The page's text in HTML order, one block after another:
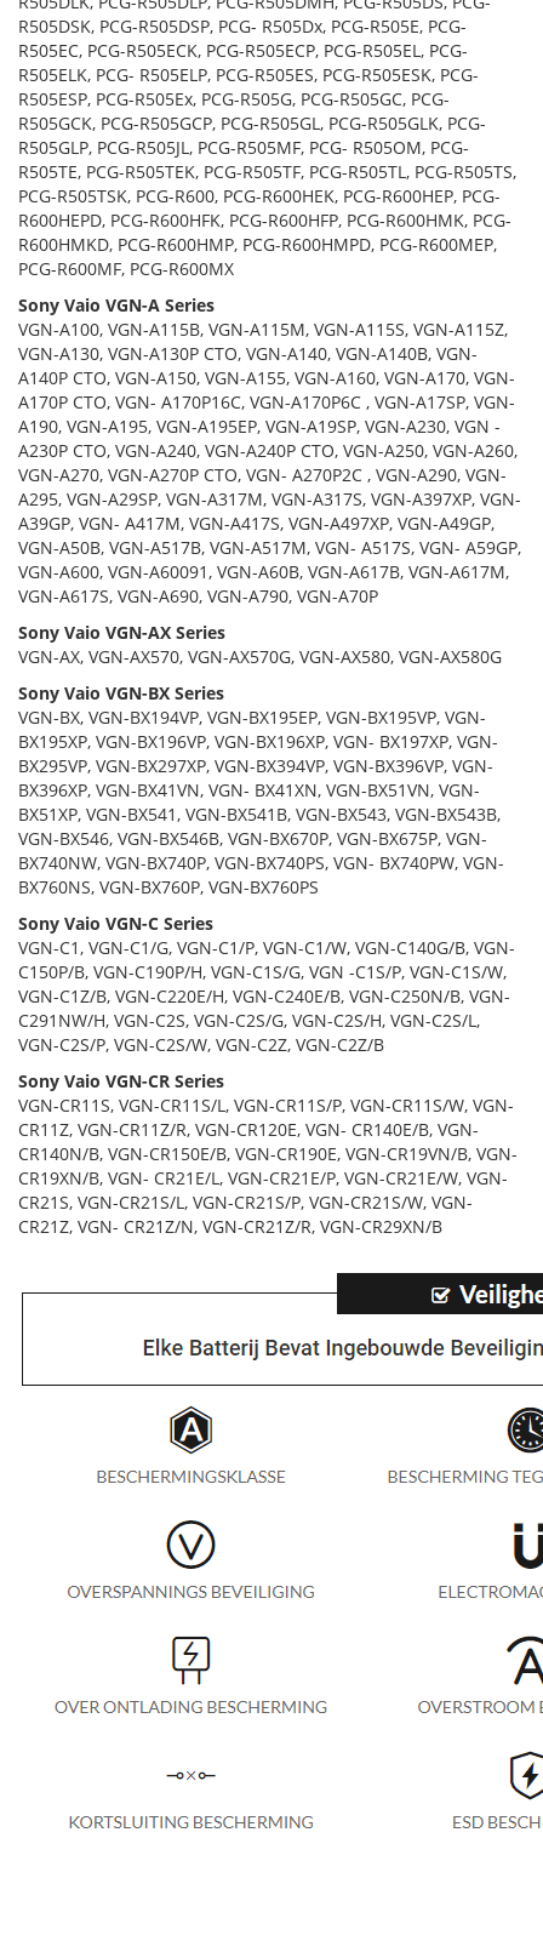
R505DSK, PCG-R505DSP, PCG- R505Dx, PCG-R505E, PCG-
R505EC, PCG-R505ECK, PCG-R505ECP, PCG-R505EL, PCG-
R505ELK, PCG- R505ELP, PCG-R505ES, PCG-R505ESK, PCG-
R505ESP, PCG-R505Ex, PCG-R505G, PCG-R505GC, PCG-
R505GCK, PCG-R505GCP, PCG-R505GL, PCG-R505GLK, PCG-
R505GLP, PCG-R505JL, PCG-R505MF, PCG- R505OM, PCG-
R505TE, PCG-R505TEK, PCG-R505TF, PCG-R505TL, PCG-R505TS,
PCG-R505TSK, PCG-R600, PCG-R600HEK, PCG-R600HEP, PCG-
R600HEPD, PCG-R600HFK, PCG-R600HFP, PCG-R600HMK, PCG-
R600HMKD, PCG-R600HMP, PCG-R600HMPD, PCG-R600MEP,
PCG-R600MF, PCG-R600MX
Sony Vaio VGN-A Series
VGN-A100, VGN-A115B, VGN-A115M, VGN-A115S, VGN-A115Z,
VGN-A130, VGN-A130P CTO, VGN-A140, VGN-A140B, VGN-
A140P CTO, VGN-A150, VGN-A155, VGN-A160, VGN-A170, VGN-
A170P CTO, VGN- A170P16C, VGN-A170P6C , VGN-A17SP, VGN-
A190, VGN-A195, VGN-A195EP, VGN-A19SP, VGN-A230, VGN -
A230P CTO, VGN-A240, VGN-A240P CTO, VGN-A250, VGN-A260,
VGN-A270, VGN-A270P CTO, VGN- A270P2C , VGN-A290, VGN-
A295, VGN-A29SP, VGN-A317M, VGN-A317S, VGN-A397XP, VGN-
A39GP, VGN- A417M, VGN-A417S, VGN-A497XP, VGN-A49GP,
VGN-A50B, VGN-A517B, VGN-A517M, VGN- A517S, VGN- A59GP,
VGN-A600, VGN-A60091, VGN-A60B, VGN-A617B, VGN-A617M,
VGN-A617S, VGN-A690, VGN-A790, VGN-A70P
Sony Vaio VGN-AX Series
VGN-AX, VGN-AX570, VGN-AX570G, VGN-AX580, VGN-AX580G
Sony Vaio VGN-BX Series
VGN-BX, VGN-BX194VP, VGN-BX195EP, VGN-BX195VP, VGN-
BX195XP, VGN-BX196VP, VGN-BX196XP, VGN- BX197XP, VGN-
BX295VP, VGN-BX297XP, VGN-BX394VP, VGN-BX396VP, VGN-
BX396XP, VGN-BX41VN, VGN- BX41XN, VGN-BX51VN, VGN-
BX51XP, VGN-BX541, VGN-BX541B, VGN-BX543, VGN-BX543B,
VGN-BX546, VGN-BX546B, VGN-BX670P, VGN-BX675P, VGN-
BX740NW, VGN-BX740P, VGN-BX740PS, VGN- BX740PW, VGN-
BX760NS, VGN-BX760P, VGN-BX760PS
Sony Vaio VGN-C Series
VGN-C1, VGN-C1/G, VGN-C1/P, VGN-C1/W, VGN-C140G/B, VGN-
C150P/B, VGN-C190P/H, VGN-C1S/G, VGN -C1S/P, VGN-C1S/W,
VGN-C1Z/B, VGN-C220E/H, VGN-C240E/B, VGN-C250N/B, VGN-
C291NW/H, VGN-C2S, VGN-C2S/G, VGN-C2S/H, VGN-C2S/L,
VGN-C2S/P, VGN-C2S/W, VGN-C2Z, VGN-C2Z/B
Sony Vaio VGN-CR Series
VGN-CR11S, VGN-CR11S/L, VGN-CR11S/P, VGN-CR11S/W, VGN-
CR11Z, VGN-CR11Z/R, VGN-CR120E, VGN- CR140E/B, VGN-
CR140N/B, VGN-CR150E/B, VGN-CR190E, VGN-CR19VN/B, VGN-
CR19XN/B, VGN- CR21E/L, VGN-CR21E/P, VGN-CR21E/W, VGN-
CR21S, VGN-CR21S/L, VGN-CR21S/P, VGN-CR21S/W, VGN-
CR21Z, VGN- CR21Z/N, VGN-CR21Z/R, VGN-CR29XN/B